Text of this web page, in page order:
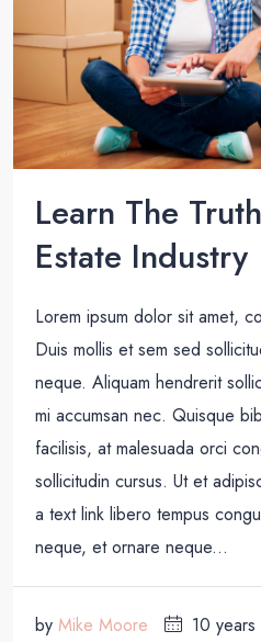
Learn The
Estate Industry
Lorem ipsum dolor sit amet,
Duis mollis et sem sed
neque. Aliquam hendrerit
mi accumsan nec. Quisque
facilisis, at malesuada orci
sollicitudin cursus. Ut et
a text link libero tempus
neque, et ornare neque...
by Mike Moore 10